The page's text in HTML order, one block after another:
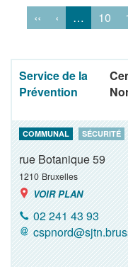
‹‹
‹ … 10
Service de la
Prévention
COMMUNAL SÉCURITÉ
rue Botanique 59
1210 Bruxelles
VOIR PLAN
02 241 43 93